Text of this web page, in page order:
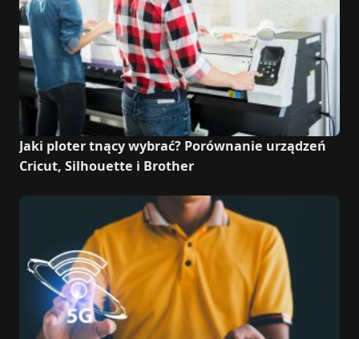
Jaki ploter tnący wybrać? Porównanie urządzeń
Cricut, Silhouette i Brother